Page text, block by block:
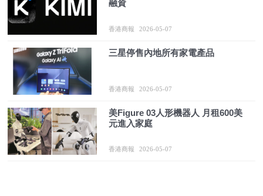
融資
香港商報 2026-05-07
三星停售內地所有家電產品
香港商報 2026-05-07
美Figure 03人形機器人 月租600美
元進入家庭
香港商報 2026-05-07